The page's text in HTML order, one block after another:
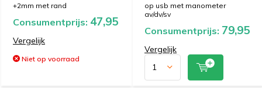
+2mm met rand
Consumentprijs: 47,95
Vergelijk
Niet op voorraad
op usb met manometer
av/dv/sv
Consumentprijs: 79,95
Vergelijk